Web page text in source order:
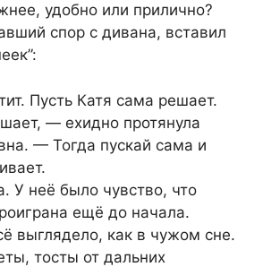
удобно или прилично?
спор с дивана, вставил
Пусть Катя сама решает.
— ехидно протянула
— Тогда пускай сама и
У неё было чувство, что
ещё до начала.
выглядело, как в чужом сне.
тосты от дальних